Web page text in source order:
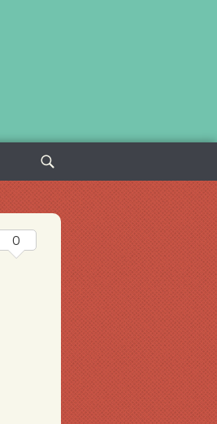
Sök
efter:
0